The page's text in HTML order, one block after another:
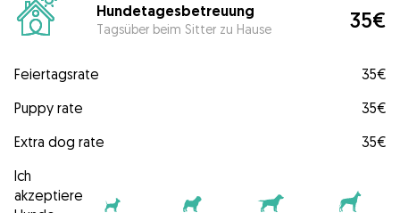
Hundetagesbetreuung
Tagsüber beim Sitter zu Hause 35€
Feiertagsrate
35€
Puppy rate
35€
Extra dog rate
35€
Ich
akzeptiere